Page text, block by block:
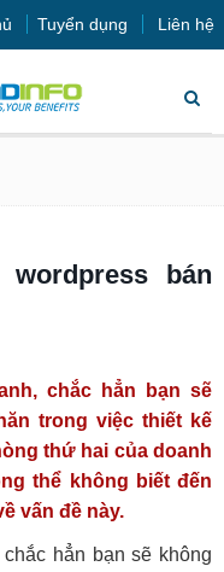
Tuyển dụng Liên hệ
bán
chắc hẳn bạn sẽ
trong việc thiết kế
thứ hai của doanh
thể không biết đến
vấn đề này.
hẳn bạn sẽ không